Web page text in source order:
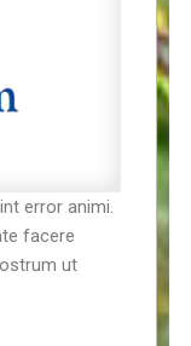
error animi.
facere
ut